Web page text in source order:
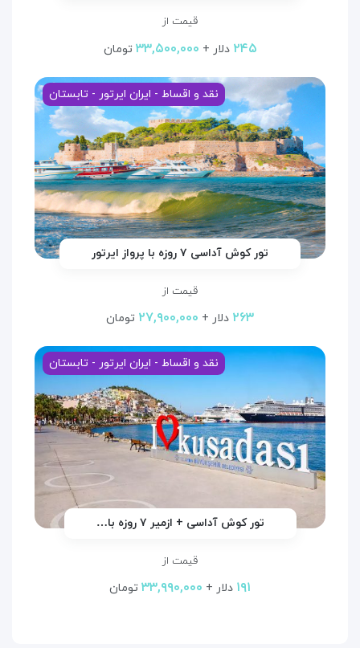
قیمت از
۲۴۵ دلار + ۳۳,۵۰۰,۰۰۰ تومان
نقد و اقساط - ایران ایرتور - تابستان
تور کوش آداسی ۷ روزه با پرواز ایرتور
قیمت از
۲۶۳ دلار + ۲۷,۹۰۰,۰۰۰ تومان
نقد و اقساط - ایران ایرتور - تابستان
تور کوش آداسی + ازمیر ۷ روزه با…
قیمت از
۱۹۱ دلار + ۳۳,۹۹۰,۰۰۰ تومان